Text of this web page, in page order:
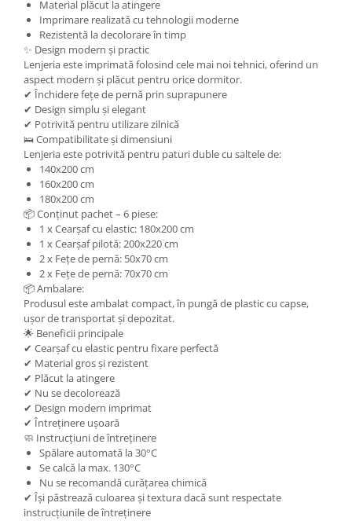
Material plăcut la atingere
Imprimare realizată cu tehnologii moderne
Rezistentă la decolorare în timp
✨ Design modern și practic
Lenjeria este imprimată folosind cele mai noi tehnici, oferind un
aspect modern și plăcut pentru orice dormitor.
✔ Închidere fețe de pernă prin suprapunere
✔ Design simplu și elegant
✔ Potrivită pentru utilizare zilnică
🛌 Compatibilitate și dimensiuni
Lenjeria este potrivită pentru paturi duble cu saltele de:
140x200 cm
160x200 cm
180x200 cm
📦 Conținut pachet – 6 piese:
1 x Cearșaf cu elastic: 180x200 cm
1 x Cearșaf pilotă: 200x220 cm
2 x Fețe de pernă: 50x70 cm
2 x Fețe de pernă: 70x70 cm
📦 Ambalare:
Produsul este ambalat compact, în pungă de plastic cu capse,
ușor de transportat și depozitat.
🌟 Beneficii principale
✔ Cearșaf cu elastic pentru fixare perfectă
✔ Material gros și rezistent
✔ Plăcut la atingere
✔ Nu se decolorează
✔ Design modern imprimat
✔ Întreținere ușoară
🧼 Instrucțiuni de întreținere
Spălare automată la 30°C
Se calcă la max. 130°C
Nu se recomandă curățarea chimică
✔ Își păstrează culoarea și textura dacă sunt respectate
instrucțiunile de întreținere